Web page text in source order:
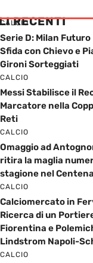
RECENTI
CALCIO
Serie D: Milan
Sfida con Chievo e
Gironi Sorteggiati
CALCIO
Messi Stabilisce il
Marcatore nella
Reti
CALCIO
Omaggio ad
ritira la maglia
stagione nel
CALCIO
Calciomercato in
Ricerca di un
Fiorentina e
Lindstrom Napoli-
CALCIO